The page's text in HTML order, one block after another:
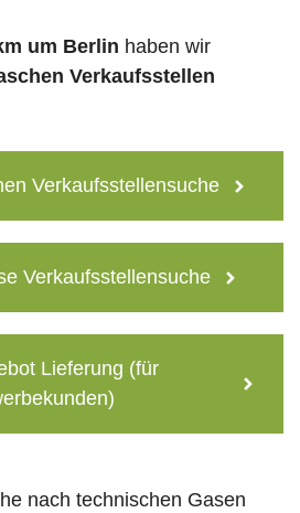
um Berlin haben wir
Verkaufsstellen
Verkaufsstellensuche
Verkaufsstellensuche
Lieferung (für
nach technischen Gasen